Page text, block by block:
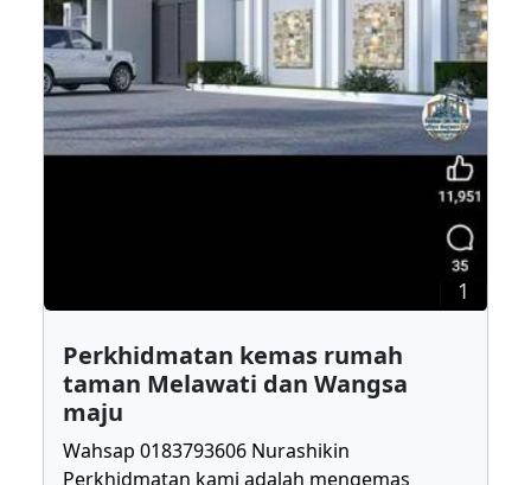
1
Perkhidmatan kemas rumah
taman Melawati dan Wangsa
maju
Wahsap 0183793606 Nurashikin
Perkhidmatan kami adalah mengemas